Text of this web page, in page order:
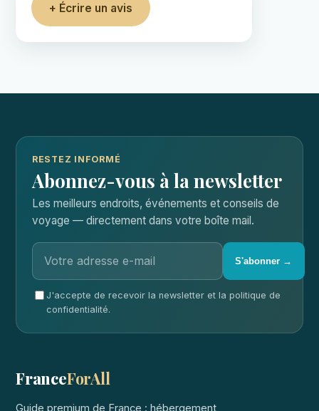
+ Écrire un avis
RESTEZ INFORMÉ
Abonnez-vous à la newsletter
Les meilleurs endroits, événements et conseils de
voyage — directement dans votre boîte mail.
S'abonner →
J'accepte de recevoir la newsletter et la politique de
confidentialité.
FranceForAll
Guide premium de France : hébergement,